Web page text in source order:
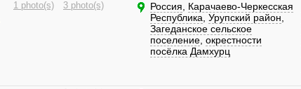
1 photo(s) 3 photo(s) Россия
Карачаево-Черкесская
Республика Урупский район
Загеданское сельское
поселение окрестности
посёлка Дамхурц